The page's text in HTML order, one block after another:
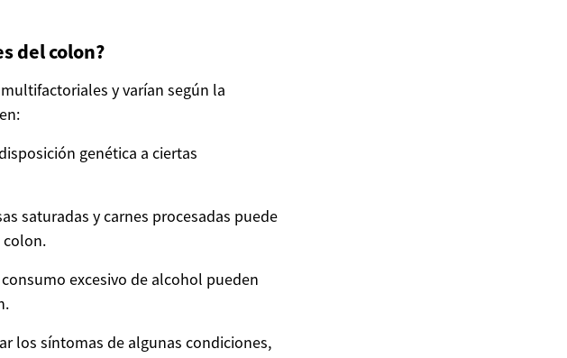
del colon?
y varían según la
genética a ciertas
saturadas y carnes procesadas puede
colon.
excesivo de alcohol pueden
los síntomas de algunas condiciones,